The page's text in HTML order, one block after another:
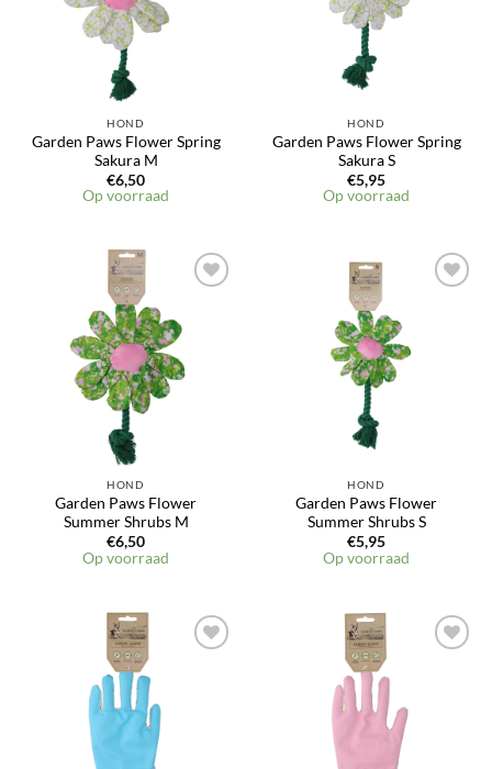
HOND
Garden Paws Flower Spring
Sakura M
€6,50
Op voorraad
HOND
Garden Paws Flower Spring
Sakura S
€5,95
Op voorraad
verlanglijst
HOND
Garden Paws Flower
Summer Shrubs M
€6,50
Op voorraad
HOND
Garden Paws Flower
Summer Shrubs S
€5,95
Op voorraad